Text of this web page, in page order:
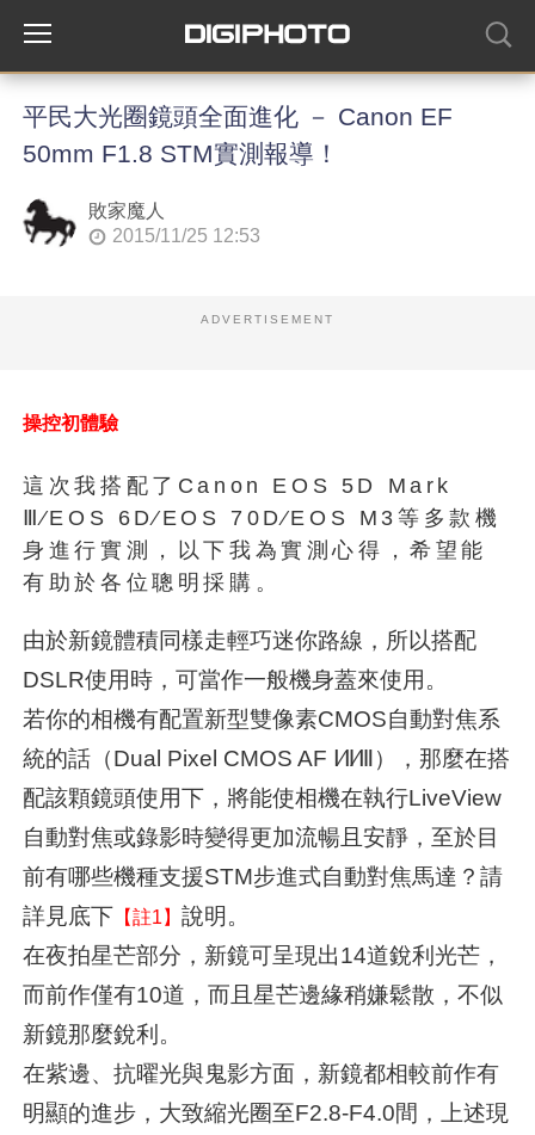
平民大光圈鏡頭全面進化 － Canon EF
50mm F1.8 STM實測報導！
敗家魔人
2015/11/25 12:53
ADVERTISEMENT
操控初體驗
這次我搭配了Canon EOS 5D Mark
Ⅲ∕EOS 6D∕EOS 70D∕EOS M3等多款機
身進行實測，以下我為實測心得，希望能
有助於各位聰明採購。
由於新鏡體積同樣走輕巧迷你路線，所以搭配
DSLR使用時，可當作一般機身蓋來使用。
若你的相機有配置新型雙像素CMOS自動對焦系
統的話（Dual Pixel CMOS AF Ⅰ∕Ⅱ∕Ⅲ），那麼在搭
配該顆鏡頭使用下，將能使相機在執行LiveView
自動對焦或錄影時變得更加流暢且安靜，至於目
前有哪些機種支援STM步進式自動對焦馬達？請
詳見底下 【註1】說明。
在夜拍星芒部分，新鏡可呈現出14道銳利光芒，
而前作僅有10道，而且星芒邊緣稍嫌鬆散，不似
新鏡那麼銳利。
在紫邊、抗曜光與鬼影方面，新鏡都相較前作有
明顯的進步，大致縮光圈至F2.8-F4.0間，上述現